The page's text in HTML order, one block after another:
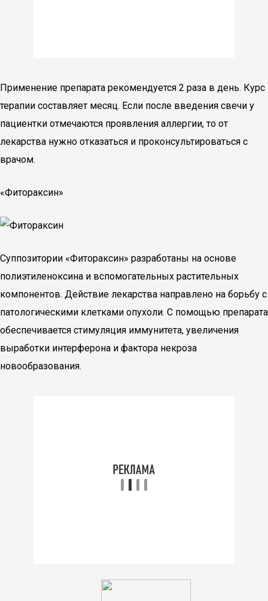
Применение препарата рекомендуется 2 раза в день. Курс
терапии составляет месяц. Если после введения свечи у
пациентки отмечаются проявления аллергии, то от
лекарства нужно отказаться и проконсультироваться с
врачом.
«Фитораксин»
Суппозитории «Фитораксин» разработаны на основе
полиэтиленоксина и вспомогательных растительных
компонентов. Действие лекарства направлено на борьбу с
патологическими клетками опухоли. С помощью препарата
обеспечивается стимуляция иммунитета, увеличения
выработки интерферона и фактора некроза
новообразования.